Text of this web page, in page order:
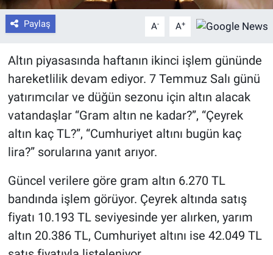
Paylaş A- A+
Altın piyasasında haftanın ikinci işlem gününde
hareketlilik devam ediyor. 7 Temmuz Salı günü
yatırımcılar ve düğün sezonu için altın alacak
vatandaşlar “Gram altın ne kadar?”, “Çeyrek
altın kaç TL?”, “Cumhuriyet altını bugün kaç
lira?” sorularına yanıt arıyor.
Güncel verilere göre gram altın 6.270 TL
bandında işlem görüyor. Çeyrek altında satış
fiyatı 10.193 TL seviyesinde yer alırken, yarım
altın 20.386 TL, Cumhuriyet altını ise 42.049 TL